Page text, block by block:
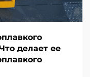
делает ее